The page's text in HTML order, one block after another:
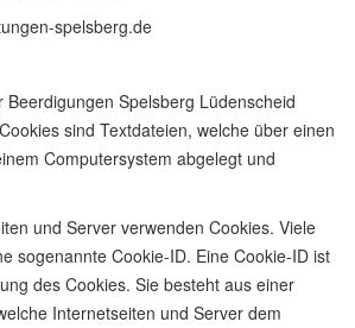
spelsberg.de
Beerdigungen Spelsberg Lüdenscheid
sind Textdateien, welche über einen
Computersystem abgelegt und
und Server verwenden Cookies. Viele
sogenannte Cookie-ID. Eine Cookie-ID ist
des Cookies. Sie besteht aus einer
Internetseiten und Server dem